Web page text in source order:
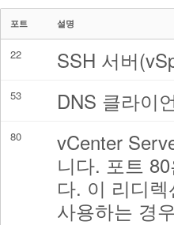
포트 설명
22 SSH 서버
53 DNS 클라이
80
vCenter
니다. 포트
다. 이 리디
사용하는 경